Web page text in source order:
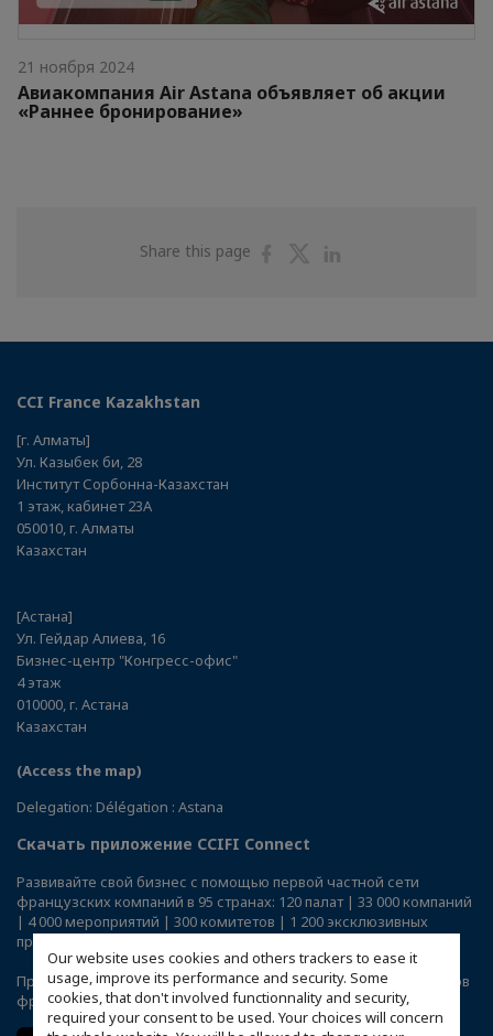
Our website uses cookies and others trackers to ease it
usage, improve its performance and security. Some
cookies, that don't involved functionnality and security,
required your consent to be used. Your choices will concern
21 ноября 2024
Авиакомпания Air Astana объявляет об акции
«Раннее бронирование»
Share this page
ShareShare
CCI France Kazakhstan
[г. Алматы]
Ул. Казыбек би, 28
Институт Сорбонна-Казахстан
1 этаж, кабинет 23А
050010, г. Алматы
Казахстан
[Астана]
Ул. Гейдар Алиева, 16
Бизнес-центр "Конгресс-офис"
4 этаж
010000, г. Астана
Казахстан
(Access the map)
Delegation: Délégation : Astana
Скачать приложение CCIFI Connect
Развивайте свой бизнес с помощью первой частной сети
французских компаний в 95 странах: 120 палат | 33 000 компаний
| 4 000 мероприятий | 300 комитетов | 1 200 эксклюзивных
преимуществ
ПриложениеCCIFI Connectдоступно исключительно для членов
французских ТПП за рубежом.